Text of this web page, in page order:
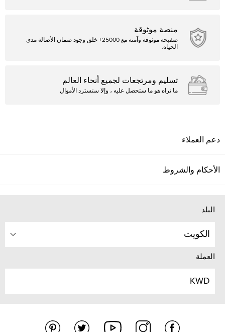
منصة موثوقة
صفيحة موثوقة وآمنة مع 25000+ خلق وجود ضمان الأصالة مدى
الحياة.
تسليم ومرتجعات لجميع أنحاء العالم
ما تراه هو ما ستحصل عليه ، وإلا ستسترد الأموال
دعم العملاء
الأحكام والشروط
البلد
الكويت
العملة
KWD